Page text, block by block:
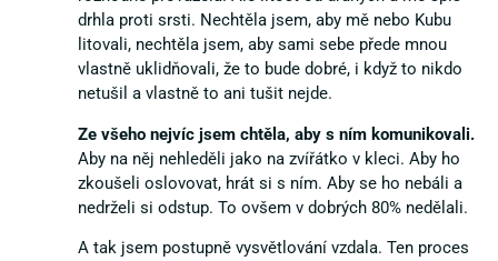
drhla proti srsti. Nechtěla jsem, aby mě nebo Kubu
litovali, nechtěla jsem, aby sami sebe přede mnou
vlastně uklidňovali, že to bude dobré, i když to nikdo
netušil a vlastně to ani tušit nejde.
Ze všeho nejvíc jsem chtěla, aby s ním komunikovali.
Aby na něj nehleděli jako na zvířátko v kleci. Aby ho
zkoušeli oslovovat, hrát si s ním. Aby se ho nebáli a
nedrželi si odstup. To ovšem v dobrých 80% nedělali.
A tak jsem postupně vysvětlování vzdala. Ten proces